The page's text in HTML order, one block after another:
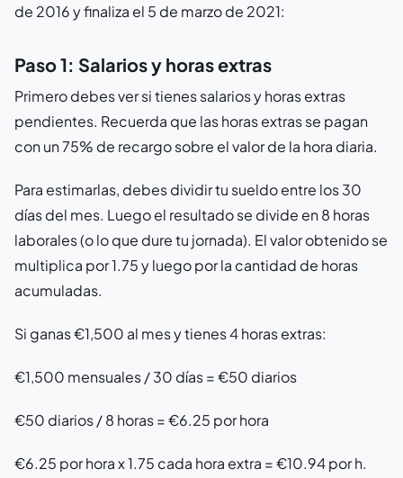
de 2016 y finaliza el 5 de marzo de 2021:
Paso 1: Salarios y horas extras
Primero debes ver si tienes salarios y horas extras
pendientes. Recuerda que las horas extras se pagan
con un 75% de recargo sobre el valor de la hora diaria.
Para estimarlas, debes dividir tu sueldo entre los 30
días del mes. Luego el resultado se divide en 8 horas
laborales (o lo que dure tu jornada). El valor obtenido se
multiplica por 1.75 y luego por la cantidad de horas
acumuladas.
Si ganas €1,500 al mes y tienes 4 horas extras:
€1,500 mensuales / 30 días = €50 diarios
€50 diarios / 8 horas = €6.25 por hora
€6.25 por hora x 1.75 cada hora extra = €10.94 por h.